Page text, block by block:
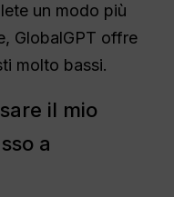
un modo più
GlobalGPT offre
molto bassi.
il mio
a